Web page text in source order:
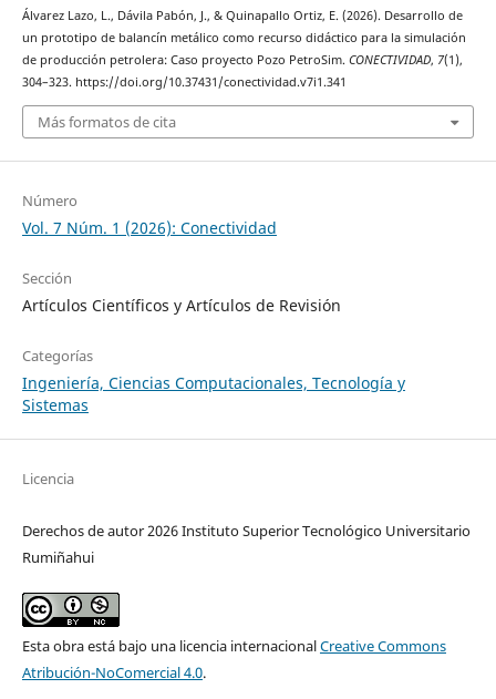
Álvarez Lazo, L., Dávila Pabón, J., & Quinapallo Ortiz, E. (2026). Desarrollo de
un prototipo de balancín metálico como recurso didáctico para la simulación
de producción petrolera: Caso proyecto Pozo PetroSim. CONECTIVIDAD, 7(1),
304–323. https://doi.org/10.37431/conectividad.v7i1.341
Más formatos de cita
Número
Vol. 7 Núm. 1 (2026): Conectividad
Sección
Artículos Científicos y Artículos de Revisión
Categorías
Ingeniería, Ciencias Computacionales, Tecnología y
Sistemas
Licencia
Derechos de autor 2026 Instituto Superior Tecnológico Universitario
Rumiñahui
Esta obra está bajo una licencia internacionalCreative Commons
Atribución-NoComercial 4.0.